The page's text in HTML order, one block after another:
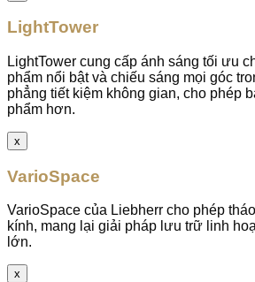
LightTower
LightTower cung cấp ánh sáng tối ưu
phẩm nổi bật và chiếu sáng mọi góc
phẳng tiết kiệm không gian, cho phép
phẩm hơn.
x
VarioSpace
VarioSpace của Liebherr cho phép
kính, mang lại giải pháp lưu trữ linh
lớn.
x